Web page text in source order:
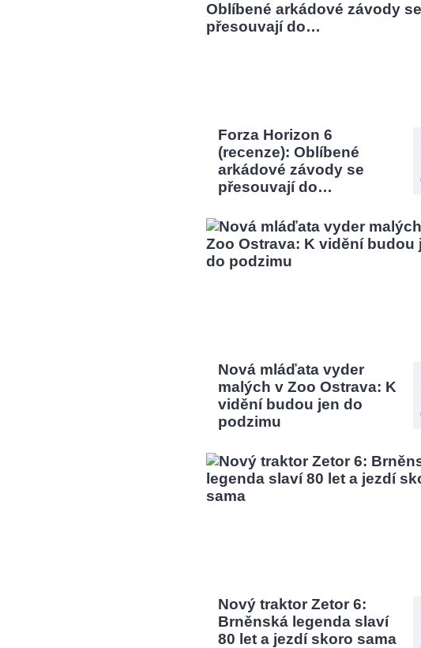
Forza Horizon 6
(recenze): Oblíbené
arkádové závody se
přesouvají do…
Nová mláďata vyder
malých v Zoo Ostrava: K
vidění budou jen do
podzimu
Nový traktor Zetor 6:
Brněnská legenda slaví
80 let a jezdí skoro sama